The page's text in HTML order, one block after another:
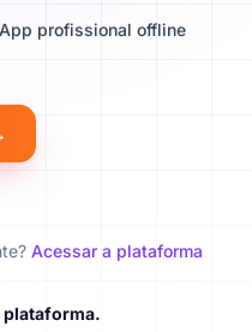
App profissional offline
Acessar a plataforma
plataforma.